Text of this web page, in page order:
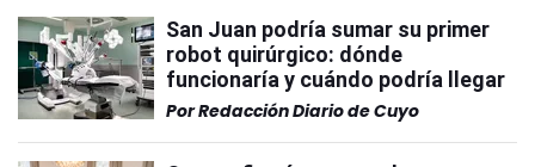
San Juan podría sumar su primer
robot quirúrgico: dónde
funcionaría y cuándo podría llegar
PorRedacción Diario de Cuyo